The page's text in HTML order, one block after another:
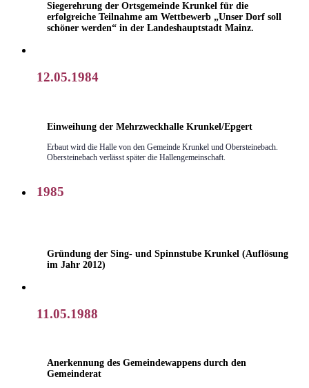
Siegerehrung der Ortsgemeinde Krunkel für die
erfolgreiche Teilnahme am Wettbewerb „Unser Dorf soll
schöner werden“ in der Landeshauptstadt Mainz.
12.05.1984
Einweihung der Mehrzweckhalle Krunkel/Epgert
Erbaut wird die Halle von den Gemeinde Krunkel und Obersteinebach.
Obersteinebach verlässt später die Hallengemeinschaft.
1985
Gründung der Sing- und Spinnstube Krunkel (Auflösung
im Jahr 2012)
11.05.1988
Anerkennung des Gemeindewappens durch den
Gemeinderat